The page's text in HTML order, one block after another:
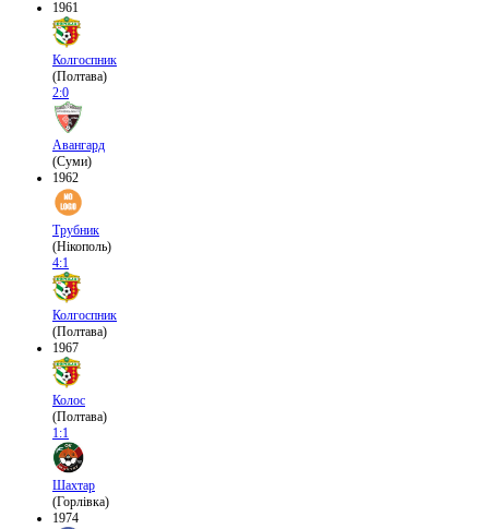
1961
Колгоспник
(Полтава)
2:0
Авангард
(Суми)
1962
Трубник
(Нікополь)
4:1
Колгоспник
(Полтава)
1967
Колос
(Полтава)
1:1
Шахтар
(Горлівка)
1974